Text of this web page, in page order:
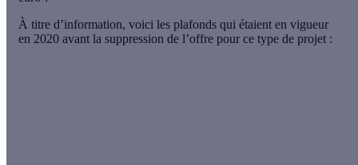
À titre d’information, voici les plafonds qui étaient en vigueur
en 2020 avant la suppression de l’offre pour ce type de projet :